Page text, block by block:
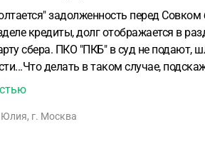
задолженность перед
кредиты, долг отображается в
сбера. ПКО "ПКБ" в суд не подают,
делать в таком случае,
Юлия, г. Москва